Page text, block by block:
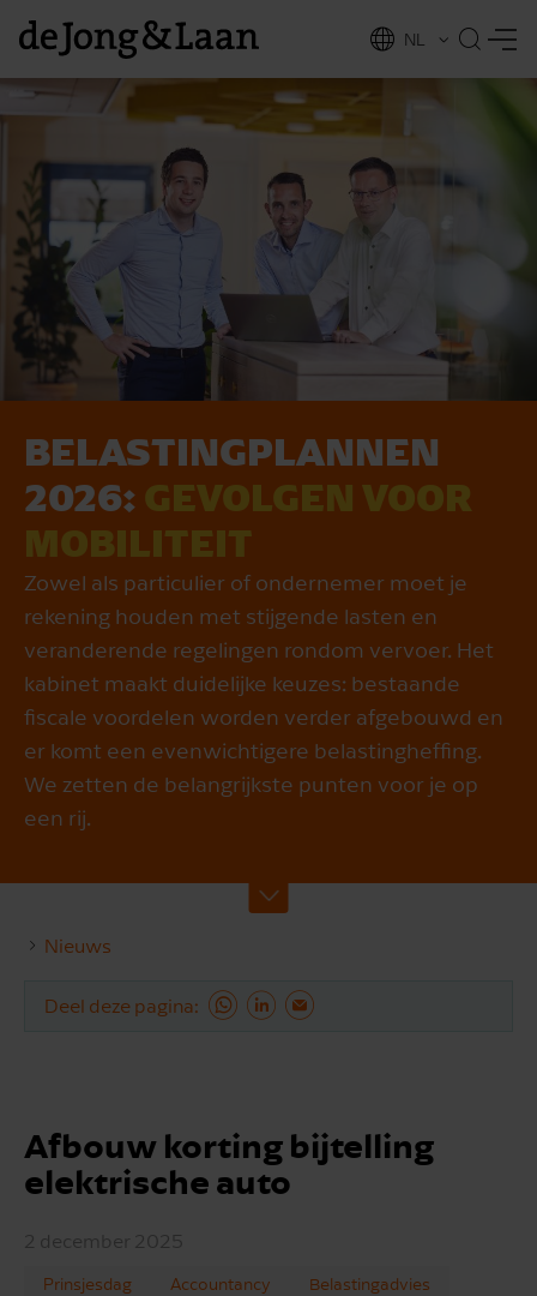
NL
EN
BELASTING­PLANNEN
2026: GEVOLGEN VOOR
MOBILITEIT
Zowel als particulier of ondernemer moet je
rekening houden met stijgende lasten en
veranderende regelingen rondom vervoer. Het
kabinet maakt duidelijke keuzes: bestaande
fiscale voordelen worden verder afgebouwd en
er komt een evenwichtigere belastingheffing.
We zetten de belangrijkste punten voor je op
een rij.
Nieuws
Deel deze pagina
Afbouw korting bijtelling
elektrische auto
2 december 2025
Prinsjesdag Accountancy Belastingadvies